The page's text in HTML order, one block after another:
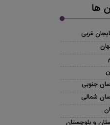
ها
غربی
جنوبی
شمالی
و بلوچستان